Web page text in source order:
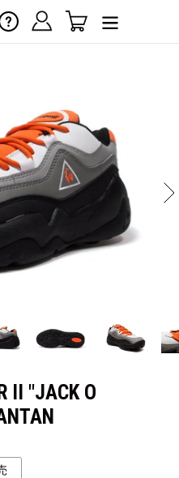
ヘルプ ログイン カート
II "JACK O